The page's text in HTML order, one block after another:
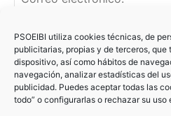
PSOEIBI utiliza cookies técnicas, de
publicitarias, propias y de terceros,
dispositivo, así como hábitos de
navegación, analizar estadísticas del
publicidad. Puedes aceptar todas las
todo” o configurarlas o rechazar su uso
Recibir un correo electrónico
a esta entrada.